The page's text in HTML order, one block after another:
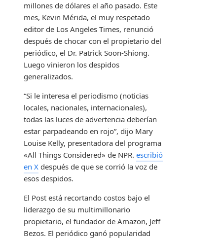
millones de dólares el año pasado. Este
mes, Kevin Mérida, el muy respetado
editor de Los Angeles Times, renunció
después de chocar con el propietario del
periódico, el Dr. Patrick Soon-Shiong.
Luego vinieron los despidos
generalizados.
“Si le interesa el periodismo (noticias
locales, nacionales, internacionales),
todas las luces de advertencia deberían
estar parpadeando en rojo”, dijo Mary
Louise Kelly, presentadora del programa
«All Things Considered» de NPR. escribió
en X después de que se corrió la voz de
esos despidos.
El Post está recortando costos bajo el
liderazgo de su multimillonario
propietario, el fundador de Amazon, Jeff
Bezos. El periódico ganó popularidad